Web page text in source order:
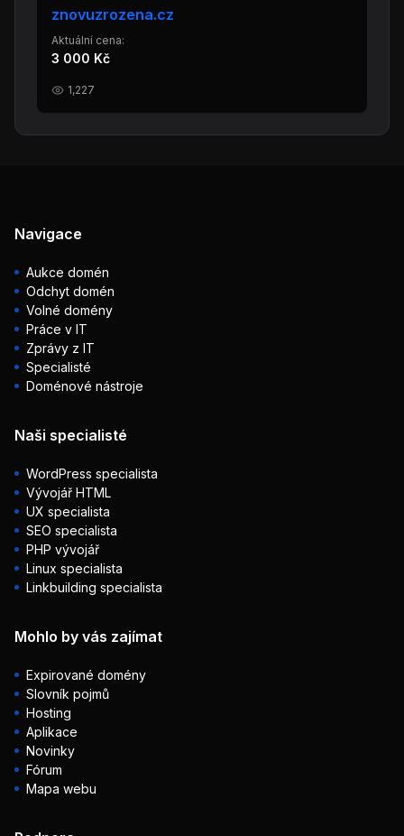
znovuzrozena.cz
Aktuální cena:
3 000 Kč
1,227
Navigace
Aukce domén
Odchyt domén
Volné domény
Práce v IT
Zprávy z IT
Specialisté
Doménové nástroje
Naši specialisté
WordPress specialista
Vývojář HTML
UX specialista
SEO specialista
PHP vývojář
Linux specialista
Linkbuilding specialista
Mohlo by vás zajímat
Expirované domény
Slovník pojmů
Hosting
Aplikace
Novinky
Fórum
Mapa webu